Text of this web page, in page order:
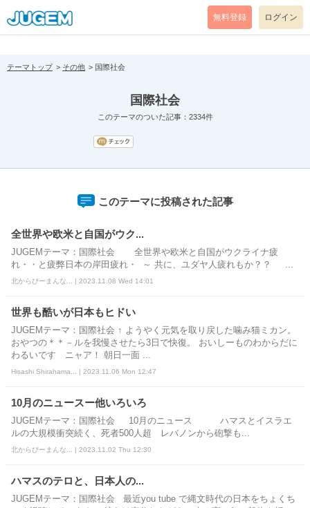
[pear_error: message="Success" code=0 mode=return level=notice
prefix="" info=""]
無料登録 ログイン
テーマトップ その他 国際社会
国際社会
このテーマのついた記事：2334件
このテーマに投稿された記事
全世界や欧米と自国がウク...
JUGEMテーマ：国際社会 全世界や欧米と自国がウクライナ疲
れ・・と疲弊日本の岸田疲れ・ ～ 共に、ユダヤ人疲れもか？？ ...
北からぴーまんな... | 2023.11.08 Wed 14:01
世界も酷いが日本もヒドい
JUGEMテーマ：国際社会 ↑ ようやく元気を取り戻した噛み猫ミカン。
おやつの＊＊－ルを我慢させたら3日で快復。 おいしーものわからだに
わるいです ニャア！ 朝日一面 ...
Hisashi Shirahama... | 2023.11.06 Mon 12:47
10月のニュースー他いろいろ
JUGEMテーマ：国際社会 10月のニュース ハマスとイスラエ
ルの大規模衝突続く、死者500人超 レバノンから砲撃も...
北からぴーまんな... | 2023.11.02 Thu 12:30
ハマスのテロと、日本人の...
JUGEMテーマ：国際社会 最近you tube で縄文時代の日本をちょくち